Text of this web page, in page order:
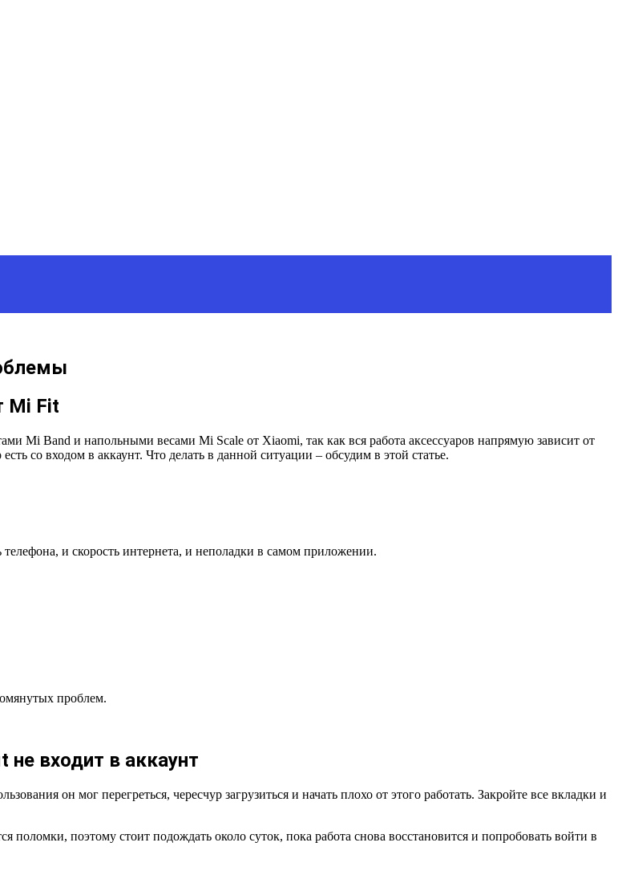
Mi Fit
Mi Band и напольными весами Mi Scale от Xiaomi, так как вся работа аксессуаров напрямую зависит от
со входом в аккаунт. Что делать в данной ситуации – обсудим в этой статье.
и скорость интернета, и неполадки в самом приложении.
проблем.
входит в аккаунт
он мог перегреться, чересчур загрузиться и начать плохо от этого работать. Закройте все вкладки и
поэтому стоит подождать около суток, пока работа снова восстановится и попробовать войти в